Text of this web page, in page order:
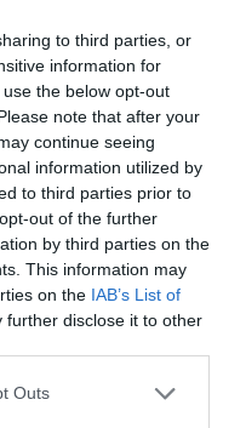
to third parties, or
information for
the below opt-out
note that after your
continue seeing
information utilized by
to third parties prior to
out of the further
by third parties on the
This information may
on the IAB’s List of
further disclose it to other
Outs
δρώμενα τουPlus
εορτασμών της
– ενώ πλούσια δώρα
τους χορηγούς: την
Χορηγό του 3
, κορυφαία εταιρεία